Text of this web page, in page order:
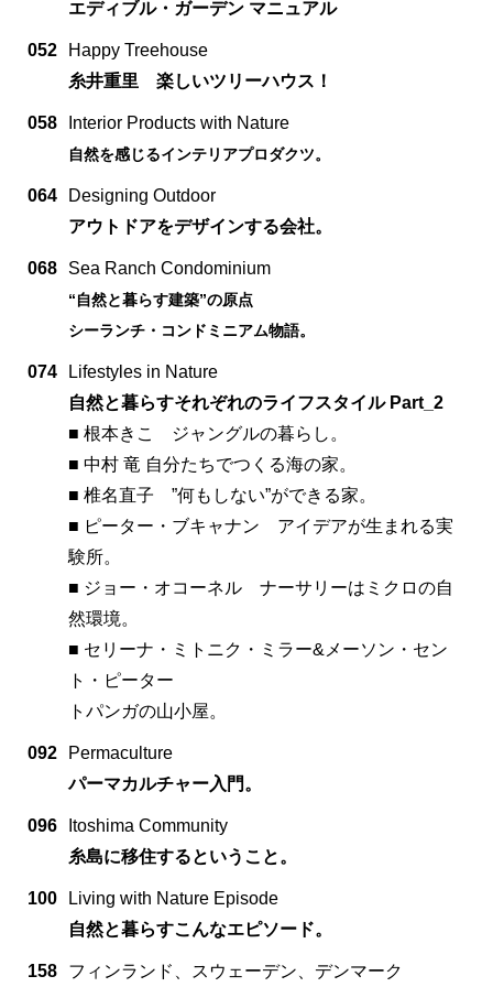
エディブル・ガーデン マニュアル
052
Happy Treehouse
糸井重里 楽しいツリーハウス！
058 Interior Products with Nature
自然を感じるインテリアプロダクツ。
064
Designing Outdoor
アウトドアをデザインする会社。
068 Sea Ranch Condominium
“自然と暮らす建築”の原点
シーランチ・コンドミニアム物語。
074
Lifestyles in Nature
自然と暮らすそれぞれのライフスタイル Part_2
■ 根本きこ ジャングルの暮らし。
■ 中村 竜 自分たちでつくる海の家。
■ 椎名直子 ”何もしない”ができる家。
■ ピーター・ブキャナン アイデアが生まれる実
験所。
■ ジョー・オコーネル ナーサリーはミクロの自
然環境。
■ セリーナ・ミトニク・ミラー&メーソン・セン
ト・ピーター
トパンガの山小屋。
092
Permaculture
パーマカルチャー入門。
096
Itoshima Community
糸島に移住するということ。
100
Living with Nature Episode
自然と暮らすこんなエピソード。
158 フィンランド、スウェーデン、デンマーク